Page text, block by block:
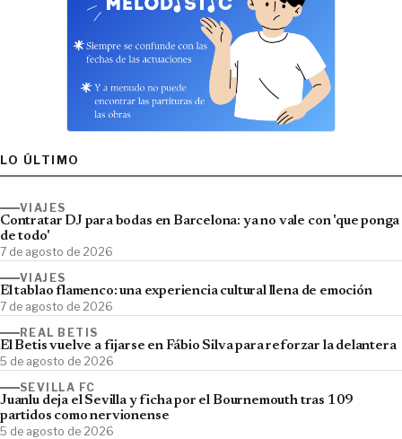
LO ÚLTIMO
VIAJES
Contratar DJ para bodas en Barcelona: ya no vale con 'que ponga
de todo'
7 de agosto de 2026
VIAJES
El tablao flamenco: una experiencia cultural llena de emoción
7 de agosto de 2026
REAL BETIS
El Betis vuelve a fijarse en Fábio Silva para reforzar la delantera
5 de agosto de 2026
SEVILLA FC
Juanlu deja el Sevilla y ficha por el Bournemouth tras 109
partidos como nervionense
5 de agosto de 2026